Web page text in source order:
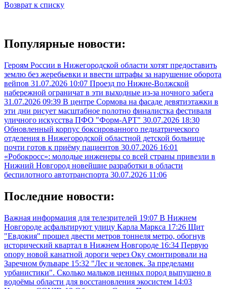
Возврат к списку
Популярные новости:
Героям России в Нижегородской области хотят предоставить
землю без жеребьевки и ввести штрафы за нарушение оборота
вейпов 31.07.2026 10:07 Проезд по Нижне-Волжской
набережной ограничат в эти выходные из-за ночного забега
31.07.2026 09:39 В центре Сормова на фасаде девятиэтажки в
эти дни рисует масштабное полотно финалистка фестиваля
уличного искусства ПФО "Форм-АРТ" 30.07.2026 18:30
Обновленный корпус боксированного педиатрического
отделения в Нижегородской областной детской больнице
почти готов к приёму пациентов 30.07.2026 16:01
«Робокросс»: молодые инженеры со всей страны привезли в
Нижний Новгород новейшие разработки в области
беспилотного автотранспорта 30.07.2026 11:06
Последние новости:
Важная информация для телезрителей 19:07 В Нижнем
Новгороде асфальтируют улицу Карла Маркса 17:26 Щит
"Евдокия" прошел двести метров тоннеля метро, обогнув
исторический квартал в Нижнем Новгороде 16:34 Первую
опору новой канатной дороги через Оку смонтировали на
Заречном бульваре 15:32 "Лес и человек. За пределами
урбанистики". Сколько мальков ценных пород выпущено в
водоёмы области для восстановления экосистем 14:03